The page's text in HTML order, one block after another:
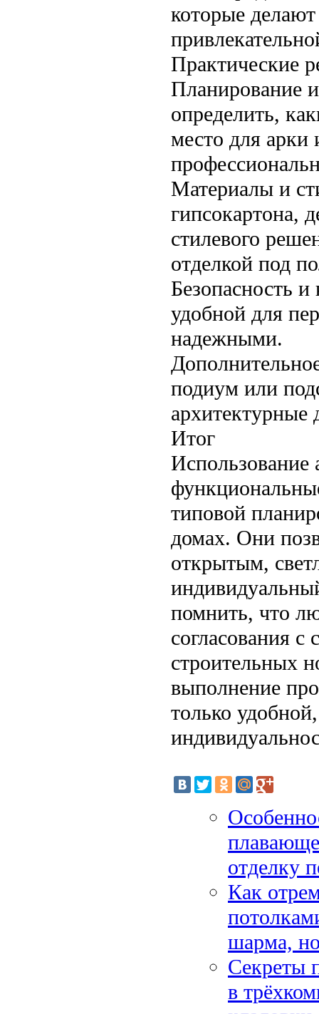
которые
Практические
Планирование
определить,
место для арки
Материалы и
гипсокартона,
стилевого
отделкой под
Безопасность
удобной для
надежными.
подиум или
архитектурные
Итог
типовой
домах. Они
открытым,
помнить, что
согласования
строительных
выполнение
только
отделку
Как
шарма,
Секреты
в